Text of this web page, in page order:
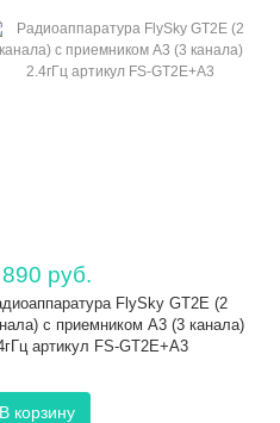
руб.
FlySky GT2E (2
с приемником А3 (3 канала)
артикул FS-GT2E+A3